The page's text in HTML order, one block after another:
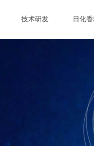
技术研发 日化